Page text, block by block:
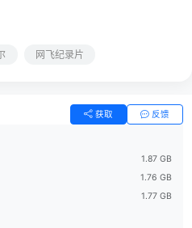
，纪录片不仅呈现了冠军的成长轨
的身体。《纳达尔》聚焦于一位坦诚
网飞纪录片
获取 反馈
1.87 GB
1.76 GB
1.77 GB